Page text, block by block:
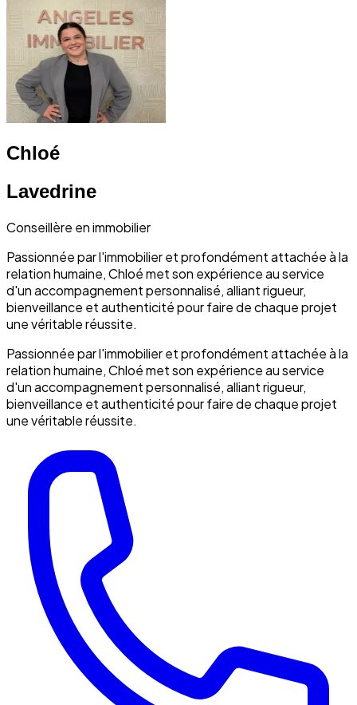
Chloé
Lavedrine
Conseillère en immobilier
Passionnée par l'immobilier et profondément attachée à la
relation humaine, Chloé met son expérience au service
d'un accompagnement personnalisé, alliant rigueur,
bienveillance et authenticité pour faire de chaque projet
une véritable réussite.
Passionnée par l'immobilier et profondément attachée à la
relation humaine, Chloé met son expérience au service
d'un accompagnement personnalisé, alliant rigueur,
bienveillance et authenticité pour faire de chaque projet
une véritable réussite.